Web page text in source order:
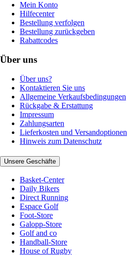
Mein Konto
Hilfecenter
Bestellung verfolgen
Bestellung zurückgeben
Rabattcodes
Über uns
Über uns?
Kontaktieren Sie uns
Allgemeine Verkaufsbedingungen
Rückgabe & Erstattung
Impressum
Zahlungsarten
Lieferkosten und Versandoptionen
Hinweis zum Datenschutz
Unsere Geschäfte
Basket-Center
Daily Bikers
Direct Running
Espace Golf
Foot-Store
Galopp-Store
Golf and co
Handball-Store
House of Rugby